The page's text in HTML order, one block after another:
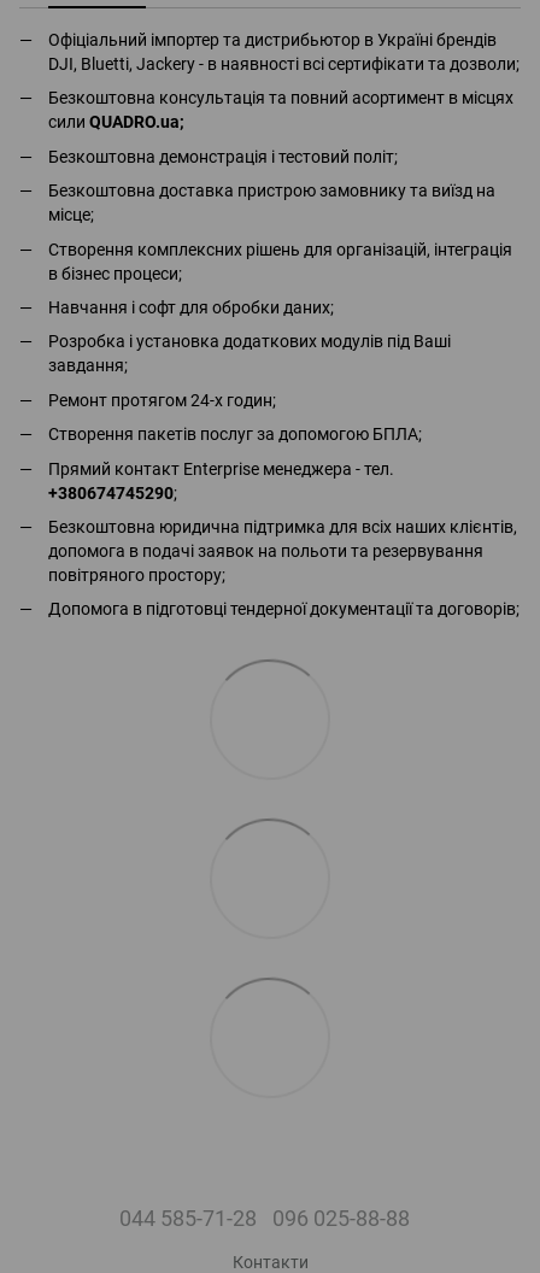
Офіціальний імпортер та дистрибьютор в Україні брендів
DJI, Bluetti, Jackery - в наявності всі сертифікати та дозволи;
Безкоштовна консультація та повний асортимент в місцях
сили QUADRO.ua;
Безкоштовна демонстрація і тестовий політ;
Безкоштовна доставка пристрою замовнику та виїзд на
місце;
Створення комплексних рішень для організацій, інтеграція
в бізнес процеси;
Навчання і софт для обробки даних;
Розробка і установка додаткових модулів під Ваші
завдання;
Ремонт протягом 24-х годин;
Створення пакетів послуг за допомогою БПЛА;
Прямий контакт Enterprise менеджера - тел.
+380674745290;
Безкоштовна юридична підтримка для всіх наших клієнтів,
допомога в подачі заявок на польоти та резервування
повітряного простору;
Допомога в підготовці тендерної документації та договорів;
044 585-71-28 096 025-88-88
Контакти